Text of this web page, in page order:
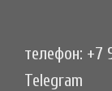
телефон: +7
Telegram